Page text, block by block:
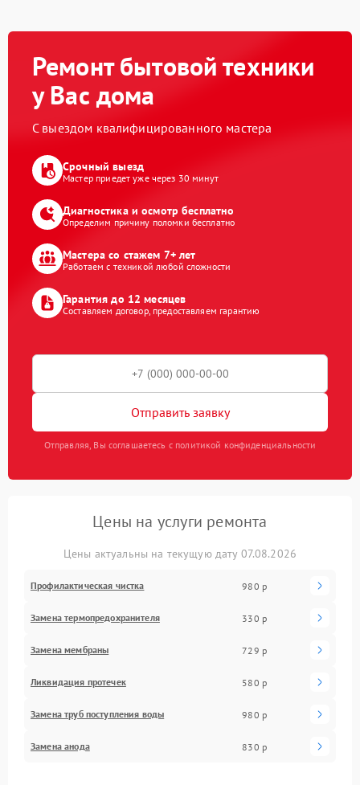
Ремонт бытовой техники
у Вас дома
С выездом квалифицированного мастера
Срочный выезд
Мастер приедет уже через 30 минут
Диагностика и осмотр бесплатно
Определим причину поломки бесплатно
Мастера со стажем 7+ лет
Работаем с техникой любой сложности
Гарантия до 12 месяцев
Составляем договор, предоставляем гарантию
Отправить заявку
Отправляя, Вы соглашаетесь с политикой конфиденциальности
Цены на услуги ремонта
Цены актуальны на текущую дату 07.08.2026
Профилактическая чистка 980 р
Замена термопредохранителя 330 р
Замена мембраны 729 р
Ликвидация протечек 580 р
Замена труб поступления воды 980 р
Замена анода 830 р